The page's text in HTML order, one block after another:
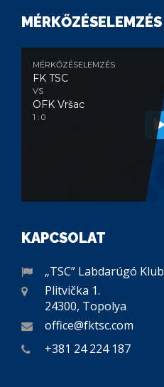
MÉRKŐZÉSELEMZÉS
MÉRKŐZÉSELEMZÉS
FK TSC
VS
OFK Vršac
1 : 0
KAPCSOLAT
„TSC” Labdarúgó Klub
Plitvička 1.
24300, Topolya
office@fktsc.com
+381 24 224 187